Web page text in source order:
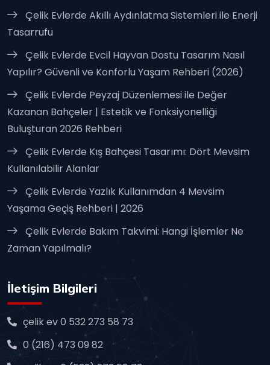
Çelik Evlerde Akıllı Aydınlatma Sistemleri ile Enerji
Tasarrufu
Çelik Evlerde Evcil Hayvan Dostu Tasarım Nasıl
Yapılır? Güvenli ve Konforlu Yaşam Rehberi (2026)
Çelik Evlerde Peyzaj Düzenlemesi ile Değer
Kazanan Bahçeler | Estetik ve Fonksiyonelliği
Buluşturan 2026 Rehberi
Çelik Evlerde Kış Bahçesi Tasarımı: Dört Mevsim
Kullanılabilir Alanlar
Çelik Evlerde Yazlık Kullanımdan 4 Mevsim
Yaşama Geçiş Rehberi | 2026
Çelik Evlerde Bakım Takvimi: Hangi İşlemler Ne
Zaman Yapılmalı?
İletişim Bilgileri
çelik ev 0 532 273 58 73
0 (216) 473 09 82